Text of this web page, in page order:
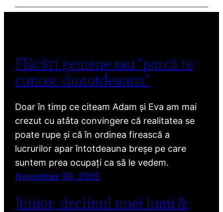
Flăcări gemene sau “parcă te
cunosc dintotdeauna”
Doar în timp ce citeam Adam și Eva am mai
crezut cu atâta convingere că realitatea se
poate rupe și că în ordinea firească a
lucrurilor apar întotdeauna breșe pe care
suntem prea ocupați ca să le vedem.
November 30, 2025
Júnior, declinul unei lumi &